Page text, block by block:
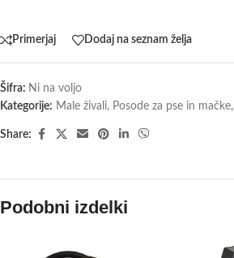
Primerjaj Dodaj na seznam želja
Šifra: Ni na voljo
Kategorije: Male živali, Posode za pse in mačke,
Share:
Podobni izdelki